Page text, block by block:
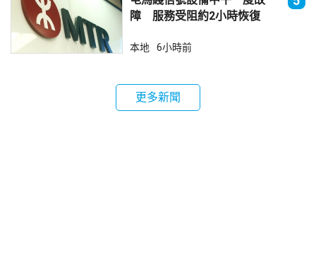
障 服務受阻約2小時恢復
本地 6小時前
更多新聞